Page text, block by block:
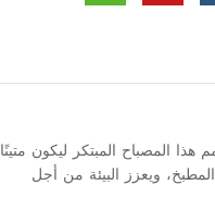
ومقبس مثالية للمساحات الصغيرة بفضل القطر المدمج البالغ 40 سم. صُمم هذا المصباح المبتكر ليكون متينًا
ويعزز البيئة من أجل